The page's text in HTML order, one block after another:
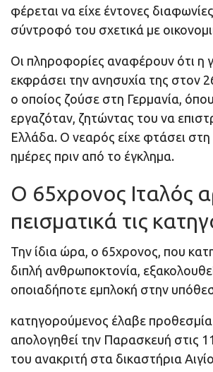
φέρεται να είχε έντονες
σύντροφό του σχετικά με
Οι πληροφορίες αναφέρουν ότι η
εκφράσει την ανησυχία της στον
ο οποίος ζούσε στη Γερμανία,
εργαζόταν, ζητώντας του να
Ελλάδα. Ο νεαρός είχε φτάσει
ημέρες πριν από το έγκλημα.
Ο 65χρονος Ιταλός
πεισματικά τις
Την ίδια ώρα, ο 65χρονος, που
διπλή ανθρωποκτονία,
οποιαδήποτε εμπλοκή στην
κατηγορούμενος έλαβε προθεσμία
απολογηθεί την Παρασκευή στις
του ανακριτή στα δικαστήρια